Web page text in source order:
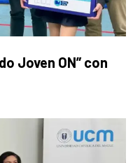
Joven ON” con